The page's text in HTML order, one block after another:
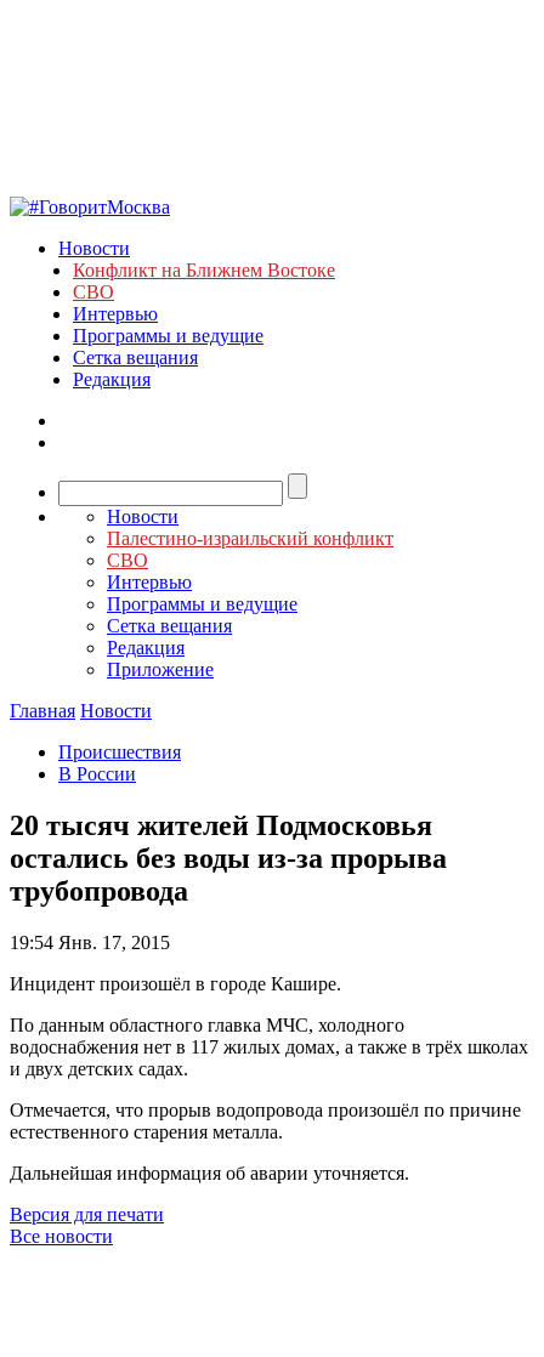
Новости
Конфликт на Ближнем Востоке
СВО
Интервью
Программы и ведущие
Сетка вещания
Редакция
Новости
Палестино-израильский конфликт
СВО
Интервью
Программы и ведущие
Сетка вещания
Редакция
Приложение
Главная Новости
Происшествия
В России
20 тысяч жителей Подмосковья
остались без воды из-за прорыва
трубопровода
19:54 Янв. 17, 2015
Инцидент произошёл в городе Кашире.
По данным областного главка МЧС, холодного
водоснабжения нет в 117 жилых домах, а также в трёх школах
и двух детских садах.
Отмечается, что прорыв водопровода произошёл по причине
естественного старения металла.
Дальнейшая информация об аварии уточняется.
Версия для печати
Все новости